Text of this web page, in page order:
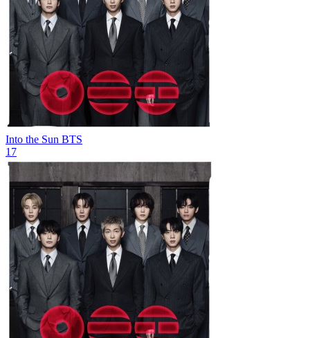
Into the Sun BTS
17